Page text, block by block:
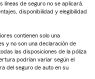
de seguro no se aplicará.
disponibilidad y elegibilidad
contienen solo una
y no son una declaración de
las disposiciones de la póliza
podrían variar según el
del seguro de auto en su